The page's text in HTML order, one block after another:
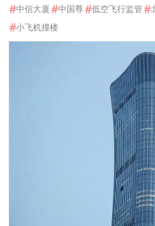
#中信大厦#中国尊#低空飞行监管#
#小飞机撞楼